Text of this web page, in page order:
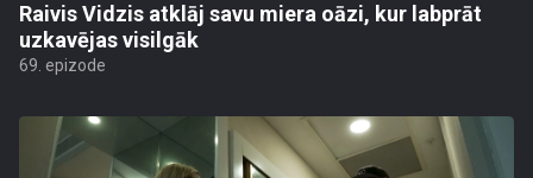
Raivis Vidzis atklāj savu miera oāzi, kur labprāt
uzkavējas visilgāk
69. epizode